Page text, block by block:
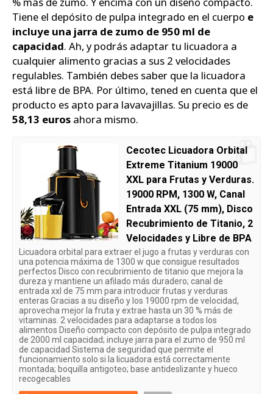
Tiene el depósito de pulpa integrado en el cuerpo e
incluye una jarra de zumo de 950 ml de
capacidad. Ah, y podrás adaptar tu licuadora a
cualquier alimento gracias a sus 2 velocidades
regulables. También debes saber que la licuadora
está libre de BPA. Por último, tened en cuenta que el
producto es apto para lavavajillas. Su precio es de
58,13 euros ahora mismo.
Cecotec Licuadora Orbital
Extreme Titanium 19000
XXL para Frutas y Verduras.
19000 RPM, 1300 W, Canal
Entrada XXL (75 mm), Disco
Recubrimiento de Titanio, 2
Velocidades y Libre de BPA
Licuadora orbital para extraer el jugo a frutas y verduras con
una potencia máxima de 1300 w que consigue resultados
perfectos Disco con recubrimiento de titanio que mejora la
dureza y mantiene un afilado más duradero; canal de
entrada xxl de 75 mm para introducir frutas y verduras
enteras Gracias a su diseño y los 19000 rpm de velocidad,
aprovecha mejor la fruta y extrae hasta un 30 % más de
vitaminas. 2 velocidades para adaptarse a todos los
alimentos Diseño compacto con depósito de pulpa integrado
de 2000 ml capacidad; incluye jarra para el zumo de 950 ml
de capacidad Sistema de seguridad que permite el
funcionamiento solo si la licuadora está correctamente
montada; boquilla antigoteo; base antideslizante y hueco
recogecables